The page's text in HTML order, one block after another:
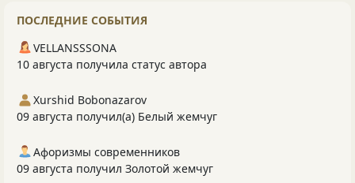
ПОСЛЕДНИЕ СОБЫТИЯ
VELLANSSSONA
10 августа получила статус автора
Xurshid Bobonazarov
09 августа получил(а) Белый жемчуг
Афоризмы современников
09 августа получил Золотой жемчуг